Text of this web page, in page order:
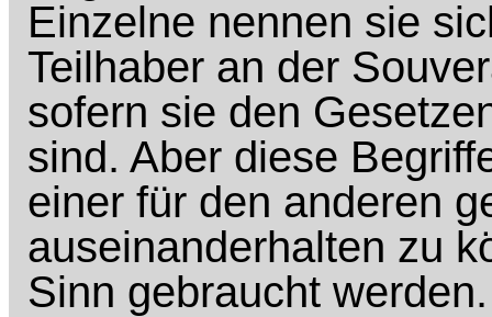
Einzelne nennen sie
Teilhaber an der
sofern sie den
sind. Aber diese
einer für den anderen
auseinanderhalten zu
Sinn gebraucht werden.